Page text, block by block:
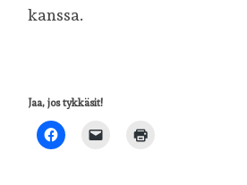
kanssa.
Jaa, jos tykkäsit!